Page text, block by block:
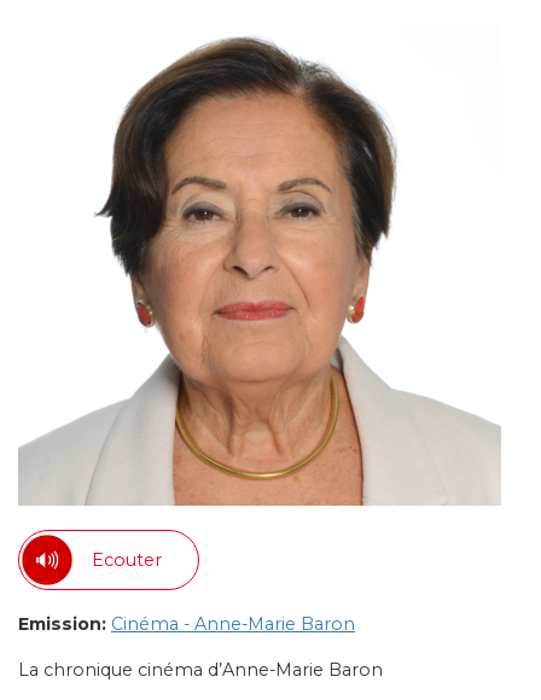
Ecouter
Emission: Cinéma - Anne-Marie Baron
La chronique cinéma d’Anne-Marie Baron